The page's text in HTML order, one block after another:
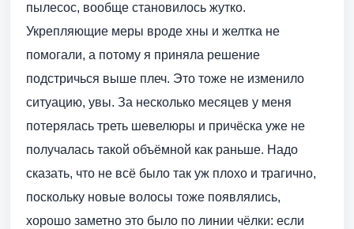
пылесос, вообще становилось жутко.
Укрепляющие меры вроде хны и желтка не
помогали, а потому я приняла решение
подстричься выше плеч. Это тоже не изменило
ситуацию, увы. За несколько месяцев у меня
потерялась треть шевелюры и причёска уже не
получалась такой объёмной как раньше. Надо
сказать, что не всё было так уж плохо и трагично,
поскольку новые волосы тоже появлялись,
хорошо заметно это было по линии чёлки: если